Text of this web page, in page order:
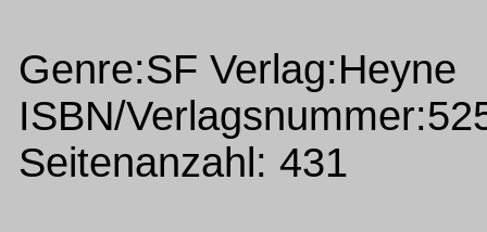
Genre:SF Verlag:Heyne
ISBN/
Seitenanzahl: 431